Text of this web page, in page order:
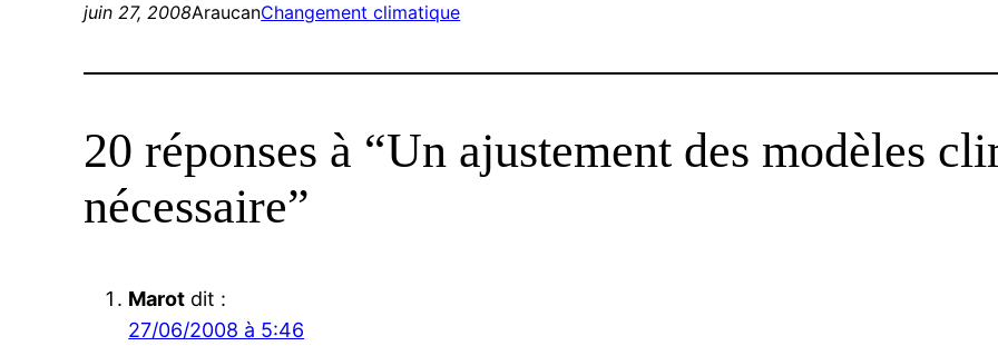
juin 27, 2008AraucanChangement climatique
20 réponses à “Un ajustement des modèles
nécessaire”
Marot dit :
27/06/2008 à 5:46